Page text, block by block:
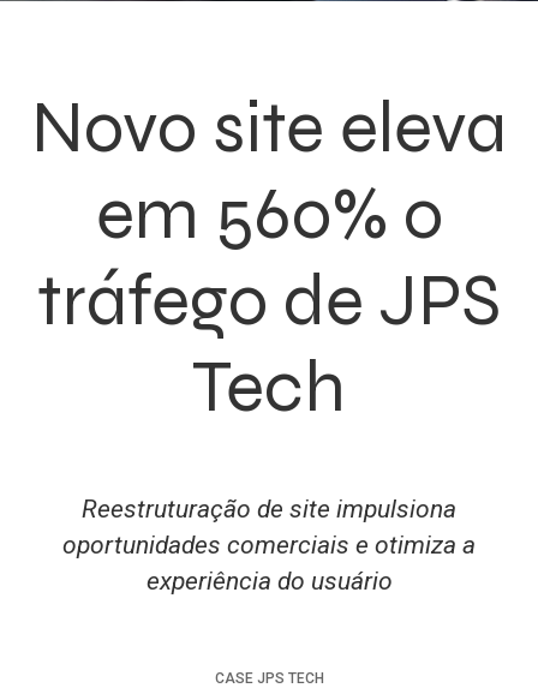
Novo site eleva
em 560% o
tráfego de JPS
Tech
Reestruturação de site impulsiona
oportunidades comerciais e otimiza a
experiência do usuário
CASE JPS TECH